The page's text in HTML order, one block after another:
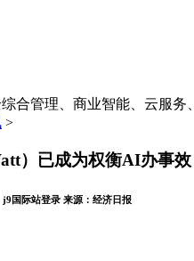
合管理、商业智能、云服务
>
）已成为权衡AI办事效
j9国际站登录 来源： 经济日报